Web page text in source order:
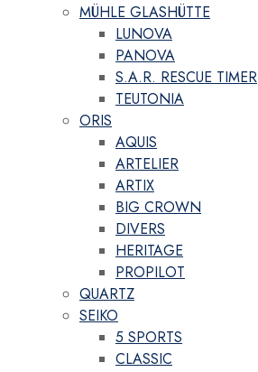
MÜHLE GLASHÜTTE
LUNOVA
PANOVA
S.A.R. RESCUE TIMER
TEUTONIA
ORIS
AQUIS
ARTELIER
ARTIX
BIG CROWN
DIVERS
HERITAGE
PROPILOT
QUARTZ
SEIKO
5 SPORTS
CLASSIC